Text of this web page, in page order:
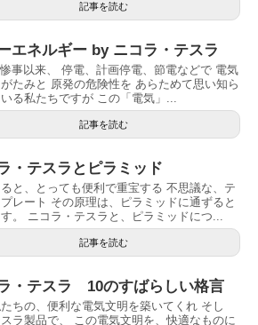
記事を読む
エネルギー by ニコラ・テスラ
事以来、 停電、計画停電、節電などで 電気
たみと 原発の危険性を あらためて思い知ら
る私たちですが この「電気」...
記事を読む
・テスラとピラミッド
と、とっても便利で重宝する 不思議な、テ
レート その原理は、ピラミッドに通ずると
。 ニコラ・テスラと、ピラミッドにつ...
記事を読む
・テスラ 10のすばらしい格言
ちの、便利な電気文明を築いてくれ そし
ラ製品で、 この電気文明を、快適なものに